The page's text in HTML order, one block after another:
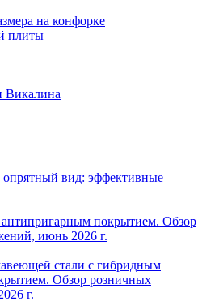
на конфорке
плиты
Викалина
опрятный вид: эффективные
покрытием. Обзор
июнь 2026 г.
стали с гибридным
Обзор розничных
г.